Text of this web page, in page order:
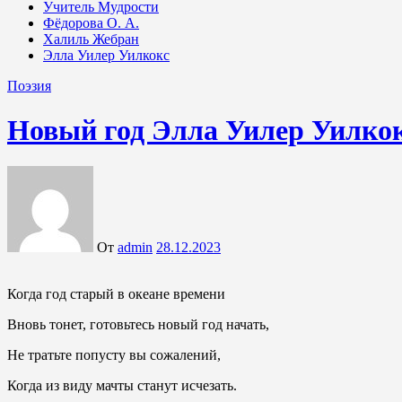
Учитель Мудрости
Фёдорова О. А.
Халиль Жебран
Элла Уилер Уилкокс
Поэзия
Новый год Элла Уилер
От admin 28.12.2023
Когда год старый в океане времени
Вновь тонет, готовьтесь новый год начать,
Не тратьте попусту вы сожалений,
Когда из виду мачты станут исчезать.